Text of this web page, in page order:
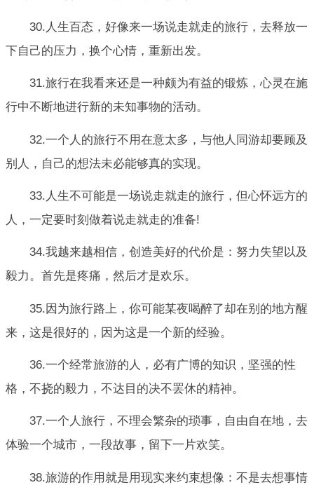
30.人生百态，好像来一场说走就走的旅行，去释放一
下自己的压力，换个心情，重新出发。
31.旅行在我看来还是一种颇为有益的锻炼，心灵在施
行中不断地进行新的未知事物的活动。
32.一个人的旅行不用在意太多，与他人同游却要顾及
别人，自己的想法未必能够真的实现。
33.人生不可能是一场说走就走的旅行，但心怀远方的
人，一定要时刻做着说走就走的准备!
34.我越来越相信，创造美好的代价是：努力失望以及
毅力。首先是疼痛，然后才是欢乐。
35.因为旅行路上，你可能某夜喝醉了却在别的地方醒
来，这是很好的，因为这是一个新的经验。
36.一个经常旅游的人，必有广博的知识，坚强的性
格，不挠的毅力，不达目的决不罢休的精神。
37.一个人旅行，不理会繁杂的琐事，自由自在地，去
体验一个城市，一段故事，留下一片欢笑。
38.旅游的作用就是用现实来约束想像：不是去想事情